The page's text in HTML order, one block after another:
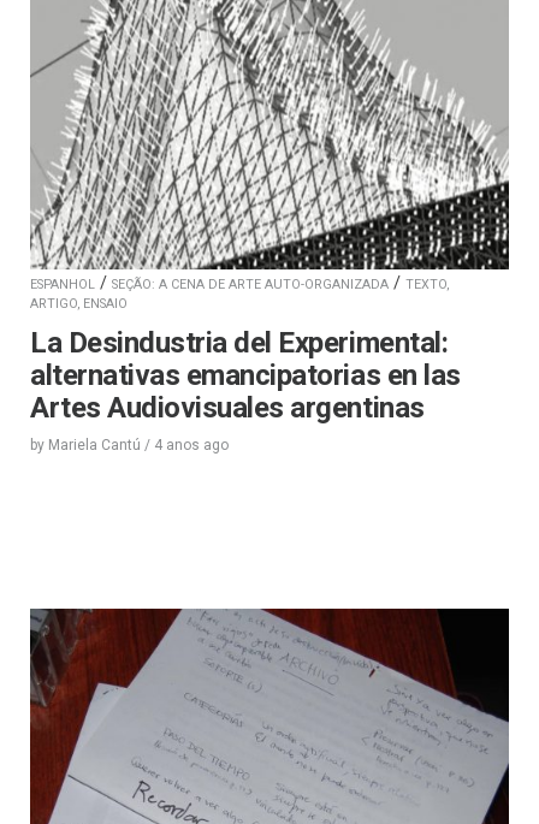
ESPANHOL / SEÇÃO: A CENA DE ARTE AUTO-ORGANIZADA / TEXTO,
ARTIGO, ENSAIO
La Desindustria del Experimental:
alternativas emancipatorias en las
Artes Audiovisuales argentinas
by Mariela Cantú / 4 anos ago